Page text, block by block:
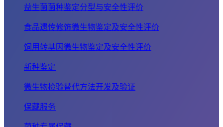
益生菌菌种鉴定分型与安全性评价
食品遗传修饰微生物鉴定及安全性评价
饲用转基因微生物鉴定及安全性评价
新种鉴定
微生物检验替代方法开发及验证
保藏服务